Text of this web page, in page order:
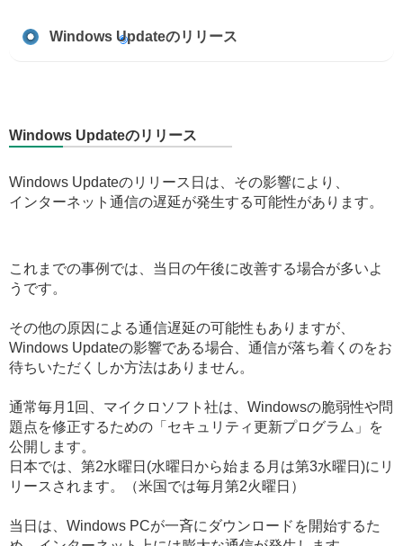
Windows Updateのリリース
Windows Updateのリリース
Windows Updateのリリース日は、その影響により、
インターネット通信の遅延が発生する可能性があります。
これまでの事例では、当日の午後に改善する場合が多いよ
うです。
その他の原因による通信遅延の可能性もありますが、
Windows Updateの影響である場合、通信が落ち着くのをお
待ちいただくしか方法はありません。
通常毎月1回、マイクロソフト社は、Windowsの脆弱性や問
題点を修正するための「セキュリティ更新プログラム」を
公開します。
日本では、第2水曜日(水曜日から始まる月は第3水曜日)にリ
リースされます。（米国では毎月第2火曜日）
当日は、Windows PCが一斉にダウンロードを開始するた